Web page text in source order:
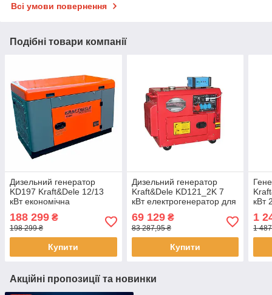
Всі умови повернення
Подібні товари компанії
Дизельний генератор
KD197 Kraft&Dele 12/13
кВт економічна
однофазна
електростанція
188 299 ₴
198 299 ₴
Купити
Дизельний генератор
Kraft&Dele KD121_2K 7
кВт електрогенератор для
дому генератор світла на
дизельному паливі
69 129₴
83 287,95 ₴
Купити
кВт
для
1
1
Акційні пропозиції та новинки